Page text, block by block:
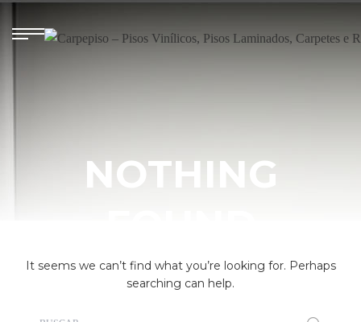
NOTHING
It seems we can’t find what you’re looking for. Perhaps
searching can help.